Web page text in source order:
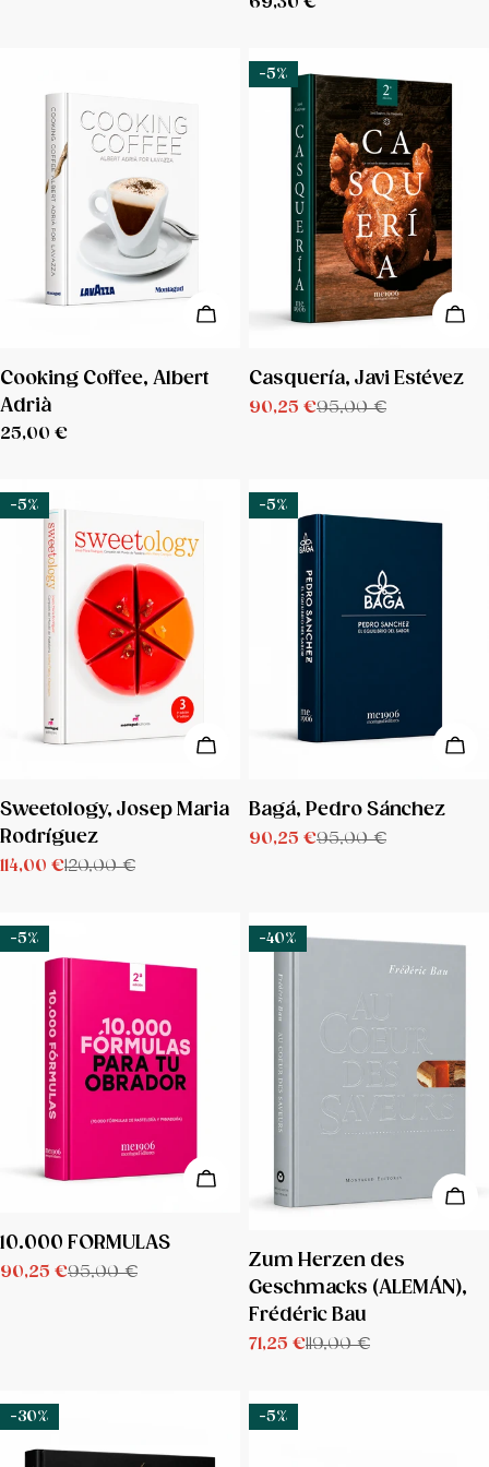
AÑADIR A LA CESTA
TIPO:
Cooking Coffee, Albert
Adrià
Precio
25,00 €
-5%
TIPO:
Casquería, Javi Estévez
Precio
90,25 €
Precio
95,00 €
-5%
AÑADIR A LA CESTA
TIPO:
Sweetology, Josep Maria
Rodríguez
Precio
114,00 €
Precio 120,00 €
-5%
TIPO:
Bagá, Pedro Sánchez
Precio
90,25 €
Precio
95,00 €
-5%
AÑADIR A LA CESTA
TIPO:
10.000 FORMULAS
Precio
90,25 €
Precio
95,00 €
-40%
TIPO:
Zum Herzen des
Geschmacks (ALEMÁN),
Frédéric Bau
Precio
71,25 €
Precio119,00 €
-30% -5%